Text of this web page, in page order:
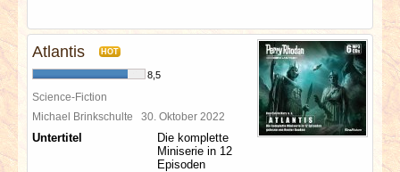
Atlantis HOT
8,5
Science-Fiction
Michael Brinkschulte 30. Oktober 2022
Untertitel
Die komplette
Miniserie in 12
Episoden